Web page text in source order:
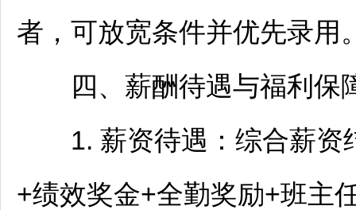
者，可放宽条件并优先录用
四、薪酬待遇与福利保
1. 薪资待遇：综合薪资
+绩效奖金+全勤奖励+班主